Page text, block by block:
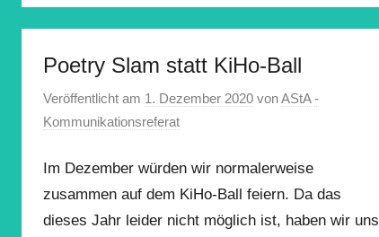
Poetry Slam statt KiHo-Ball
Veröffentlicht am 1. Dezember 2020 vonAStA -
Kommunikationsreferat
Im Dezember würden wir normalerweise
zusammen auf dem KiHo-Ball feiern. Da das
dieses Jahr leider nicht möglich ist, haben wir uns